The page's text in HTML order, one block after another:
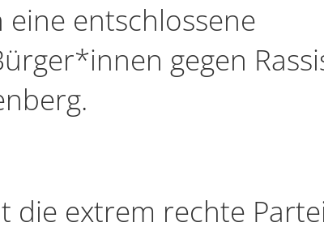
entschlossene
gegen
die extrem rechte